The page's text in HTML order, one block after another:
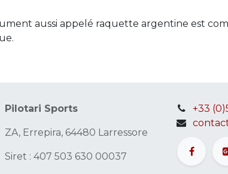
aussi appelé raquette argentine est
Pilotari Sports
ZA, Errepira, 64480 Larressore
Siret : 407 503 630 00037
+33